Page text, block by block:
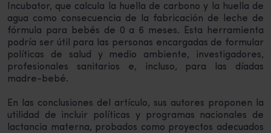
Incubator, que calcula la huella de carbono y la huella de
agua como consecuencia de la fabricación de leche de
fórmula para bebés de 0 a 6 meses. Esta herramienta
podría ser útil para las personas encargadas de formular
políticas de salud y medio ambiente, investigadores,
profesionales sanitarios e, incluso, para las díadas
madre-bebé.
En las conclusiones del artículo, sus autores proponen la
utilidad de incluir políticas y programas nacionales de
lactancia materna, probados como proyectos adecuados